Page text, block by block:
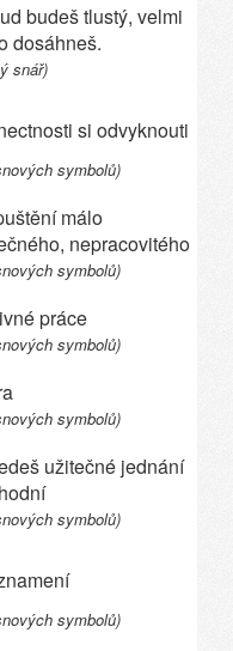
budeš tlustý, velmi
dosáhneš.
snář)
si odvyknouti
symbolů)
málo
nepracovitého
symbolů)
práce
symbolů)
symbolů)
užitečné jednání
symbolů)
symbolů)